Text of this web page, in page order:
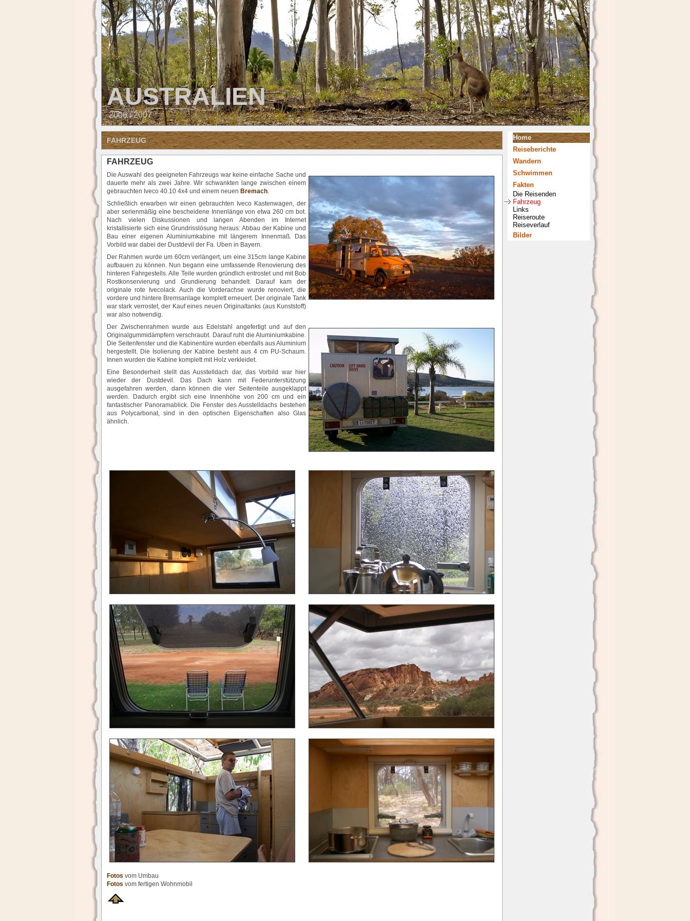
AUSTRALIEN
2006 / 2007
FAHRZEUG
FAHRZEUG
Die Auswahl des geeigneten Fahrzeugs war keine einfache Sache und
dauerte mehr als zwei Jahre. Wir schwankten lange zwischen einem
gebrauchten Iveco 40.10 4x4 und einem neuen Bremach.
Schließlich erwarben wir einen gebrauchten Iveco Kastenwagen, der
aber serienmäßig eine bescheidene Innenlänge von etwa 260 cm bot.
Nach vielen Diskussionen und langen Abenden im Internet
kristallisierte sich eine Grundrisslösung heraus: Abbau der Kabine und
Bau einer eigenen Aluminiumkabine mit längerem Innenmaß. Das
Vorbild war dabei der Dustdevil der Fa. Uben in Bayern.
Der Rahmen wurde um 60cm verlängert, um eine 315cm lange Kabine
aufbauen zu können. Nun begann eine umfassende Renovierung des
hinteren Fahrgestells. Alle Teile wurden gründlich entrostet und mit Bob
Rostkonservierung und Grundierung behandelt. Darauf kam der
originale rote Ivecolack. Auch die Vorderachse wurde renoviert, die
vordere und hintere Bremsanlage komplett erneuert. Der originale Tank
war stark verrostet, der Kauf eines neuen Originaltanks (aus Kunststoff)
war also notwendig.
Der Zwischenrahmen wurde aus Edelstahl angefertigt und auf den
Originalgummidämpfern verschraubt. Darauf ruht die Aluminiumkabine.
Die Seitenfenster und die Kabinentüre wurden ebenfalls aus Aluminium
hergestellt. Die Isolierung der Kabine besteht aus 4 cm PU-Schaum.
Innen wurden die Kabine komplett mit Holz verkleidet.
Eine Besonderheit stellt das Ausstelldach dar, das Vorbild war hier
wieder der Dustdevil. Das Dach kann mit Federunterstützung
ausgefahren werden, dann können die vier Seitenteile ausgeklappt
werden. Dadurch ergibt sich eine Innenhöhe von 200 cm und ein
fantastischer Panoramablick. Die Fenster des Ausstelldachs bestehen
aus Polycarbonat, sind in den optischen Eigenschaften also Glas
ähnlich.
Fotos vom Umbau
Fotos vom fertigen Wohnmobil
Home
Reiseberichte
Wandern
Schwimmen
Fakten
Die Reisenden
Fahrzeug
Links
Reiseroute
Reiseverlauf
Bilder